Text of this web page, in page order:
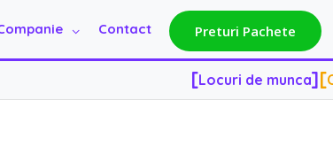
Contact Preturi Pachete
[Locuri de munca][
Locuri de munca ][